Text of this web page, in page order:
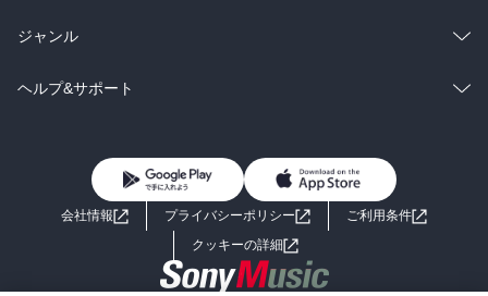
BL・TL
雑誌・グラビア
BL・TL
ラノベ
雑誌・グラビア
総合
ラノベ
ジャンル
コミック
ライトノベル 男子向けラノベ
小説
海外小説
ヘルプ&サポート
よくあるご質問 お問い合わせ
会社情報 プライバシーポリシー
ご利用条件
クッキーの詳細